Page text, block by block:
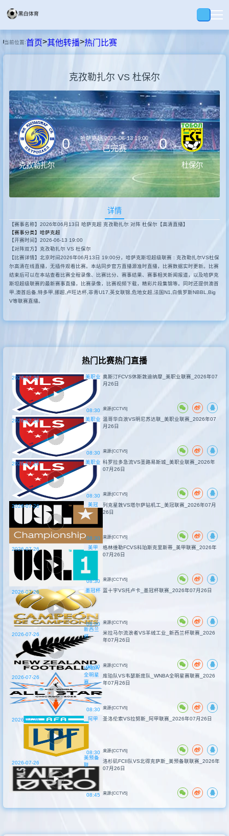
首页
足球
篮球
录播
视界
资讯
当前位置:首页>其他转播>热门比赛
克孜勒扎尔 VS 杜保尔
克孜勒扎尔
0 哈萨克超2026-06-13 19:00
已完赛 0
杜保尔
详情
【赛事名称】2026年06月13日 哈萨克超 克孜勒扎尔 对阵 杜保尔【高清直播】
【赛事分类】 哈萨克超
【开赛时间】2026-06-13 19:00
【对阵双方】克孜勒扎尔 VS 杜保尔
【比赛详情】北京时间2026年06月13日 19:00分，哈萨克斯坦超级联赛 : 克孜勒扎尔VS杜保
尔高清在线直播，无插件观看比赛。本站同步官方直播源准时直播，比赛数据实时更新。比赛
结束后可以在本站查看比赛全程录像、比赛比分、赛事结果、赛事相关新闻报道，以及哈萨克
斯坦超级联赛的最新赛事直播，比赛录像，比赛视频下载，精彩片段集锦等。同时还提供澳首
甲,澳首后备,特多甲,挪超,卢旺达杯,非青U17,英女联锦,危地女超,法国N1,白俄罗斯NBBL,Big
V等联赛直播。
热门比赛热门直播
美职业
08:30
2026-07-26
奥斯汀FCVS休斯敦迪纳摩_美职业联赛_2026年07
月26日
来源:[CCTV5]
美职业
08:30
2026-07-26
温哥华白浪VS明尼苏达联_美职业联赛_2026年07
月26日
来源:[CCTV5]
美职业
08:30
2026-07-26
科罗拉多急流VS圣路易斯城_美职业联赛_2026年
07月26日
来源:[CCTV5]
美冠
08:30
2026-07-26
列克星敦VS塔尔萨钻机工_美冠联赛_2026年07月
26日
来源:[CCTV5]
美甲
08:30
2026-07-26
格林维勒FCVS科珀斯克里斯蒂_美甲联赛_2026年
07月26日
来源:[CCTV5]
墨冠杯
08:30
2026-07-26 蓝十字VS托卢卡_墨冠杯联赛_2026年07月26日
来源:[CCTV5]
新西兰
杯
08:30
2026-07-26
米拉马尔流浪者VS羊绒工业_新西兰杯联赛_2026
年07月26日
来源:[CCTV5]
WNBA
全明星
赛
08:30
2026-07-26
库珀队VS韦瑟斯庞队_WNBA全明星赛联赛_2026
年07月26日
来源:[CCTV5]
阿甲
08:30
2026-07-26 圣洛伦索VS拉努斯_阿甲联赛_2026年07月26日
来源:[CCTV5]
美预备
联
08:45
2026-07-26
洛杉矶FCII队VS北得克萨斯_美预备联联赛_2026年
07月26日
来源:[CCTV5]